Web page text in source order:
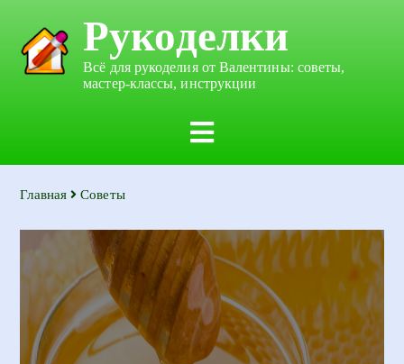
Рукоделки
Всё для рукоделия от Валентины: советы,
мастер-классы, инструкции
Главная Советы